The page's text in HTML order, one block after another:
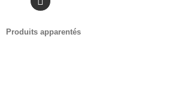
Produits apparentés